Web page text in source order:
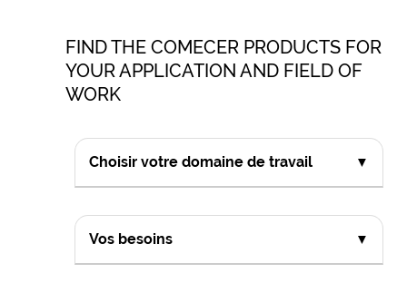
FIND THE COMECER PRODUCTS FOR
YOUR APPLICATION AND FIELD OF
WORK
Choisir votre domaine de travail ▼
Vos besoins ▼